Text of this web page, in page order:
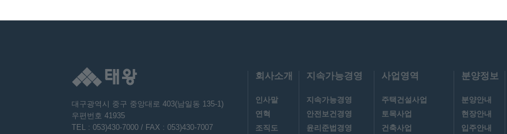
파기방법
- 이용자들이 사전에 동의한 경우
대구광역시 중구 중앙대로 403(남일동 135-1)
우편번호 41935
TEL : 053)430-7000 / FAX : 053)430-7007
회사소개
인사말
연혁
조직도
지속가능경영
지속가능경영
안전보건경영
윤리준법경영
사업영역
주택건설사업
토목사업
건축사업
분양정보
분양안내
현장안내
입주안내